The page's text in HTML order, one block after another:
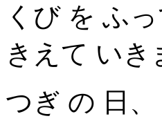
くび を ふ
きえて いき
つぎ の 日